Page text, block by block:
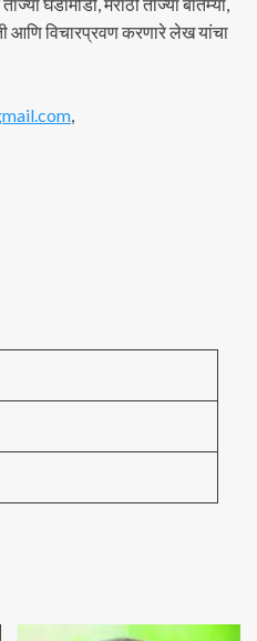
घडामोडी, मराठी ताज्या बातम्या,
आणि विचारप्रवण करणारे लेख यांचा
,